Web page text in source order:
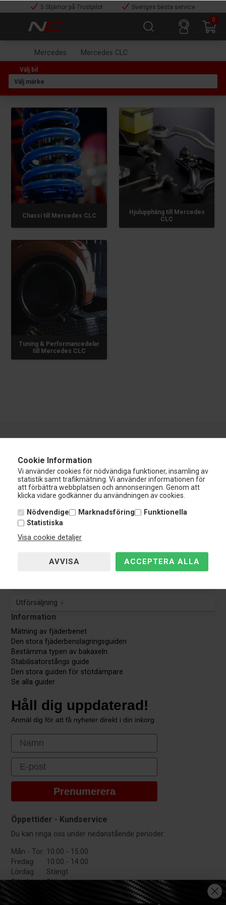
Cookie Information
Vi använder cookies för nödvändiga funktioner, insamling av
statistik samt trafikmätning. Vi använder informationen för
att förbättra webbplatsen och annonseringen. Genom att
klicka vidare godkänner du användningen av cookies.
Nödvendige Marknadsföring
Funktionella
Statistiska
Visa cookie detaljer
5 Stjärnor på Trustpilot
Sveriges bästa service
0
Mercedes Mercedes CLC
Chassi till Mercedes CLC
Hjulupphäng till Mercedes
CLC
Tuning & Performancedelar
till Mercedes CLC
Kundservice:
Tel.: 0108-848 151
info@nardocar.se
Kundservice
Avbryt beställning
Guider & Manualer
Utförsäljning
Information
Mätning av fjäderbenet
Den stora fjäderbenslagringsguiden
Bestämma typen av bakaxeln
Stabilisatorstångs guide
Den stora guiden för stötdämpare
Se alla guider
Håll dig uppdaterad!
Anmäl dig för att få nyheter direkt i din inkorg
First Name
Email
Prenumerera
Öppettider - Kundservice
Du kan ringa oss under nedanstående perioder:
Mån - Tor: 10:00 - 15:00
Fredag:
10:00 - 14:00
Lördag
Stängt
Söndag:
Stängt